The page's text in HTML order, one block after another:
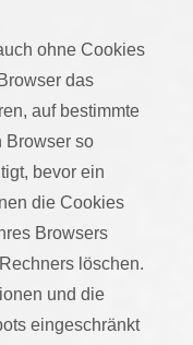
ohne Cookies
das
auf bestimmte
Browser so
bevor ein
die Cookies
Browsers
löschen.
und die
eingeschränkt